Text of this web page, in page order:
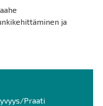
ja
Praati